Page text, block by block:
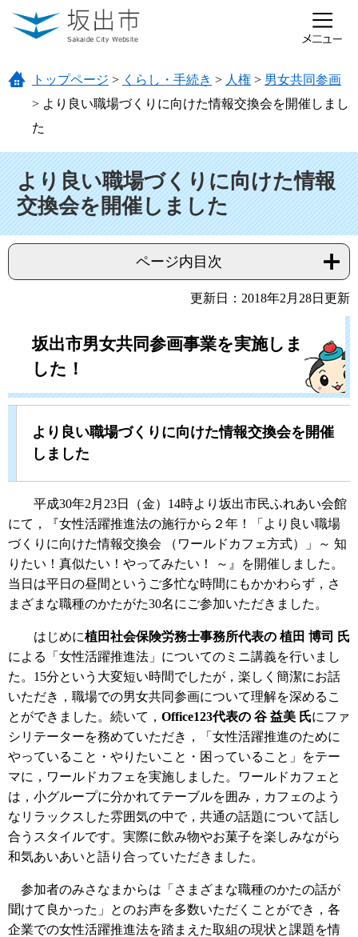
ページの先頭です。
メニューを飛ばして本文へ
トップページ > くらし・手続き > 人権 > 男女共同参画
> より良い職場づくりに向けた情報交換会を開催しまし
た
より良い職場づくりに向けた情報
交換会を開催しました
ページ内目次
更新日：2018年2月28日更新
坂出市男女共同参画事業を実施しま
した！
より良い職場づくりに向けた情報交換会を開催
しました
平成30年2月23日（金）14時より坂出市民ふれあい会館
にて，『女性活躍推進法の施行から２年！「より良い職場
づくりに向けた情報交換会 （ワールドカフェ方式）」～ 知
りたい！真似たい！やってみたい！ ～』を開催しました。
当日は平日の昼間というご多忙な時間にもかかわらず，さ
まざまな職種のかたがた30名にご参加いただきました。
はじめに植田社会保険労務士事務所代表の 植田 博司 氏
による「女性活躍推進法」についてのミニ講義を行いまし
た。15分という大変短い時間でしたが，楽しく簡潔にお話
いただき，職場での男女共同参画について理解を深めるこ
とができました。続いて， Office123代表の 谷 益美 氏にファ
シリテーターを務めていただき，「女性活躍推進のために
やっていること・やりたいこと・困っていること」をテー
マに，ワールドカフェを実施しました。ワールドカフェと
は，小グループに分かれてテーブルを囲み，カフェのよう
なリラックスした雰囲気の中で，共通の話題について話し
合うスタイルです。実際に飲み物やお菓子を楽しみながら
和気あいあいと語り合っていただきました。
参加者のみさなまからは「さまざまな職種のかたの話が
聞けて良かった」とのお声を多数いただくことができ，各
企業での女性活躍推進法を踏まえた取組の現状と課題を情